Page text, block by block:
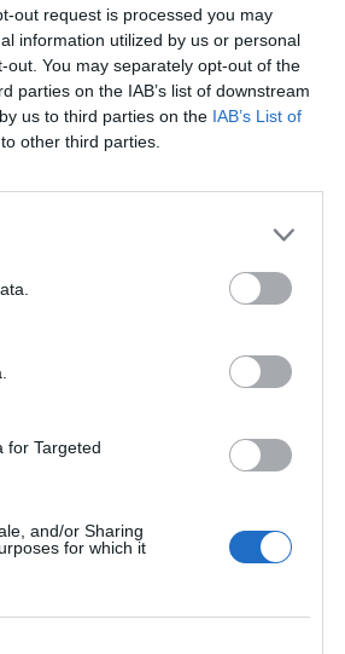
out request is processed you may
information utilized by us or personal
You may separately opt-out of the
parties on the IAB’s list of downstream
us to third parties on the IAB’s List of
other third parties.
for Targeted
and/or Sharing
for which it
κέρδη 23,31% από τις
451 επιχειρήσεις ξεκίνησε